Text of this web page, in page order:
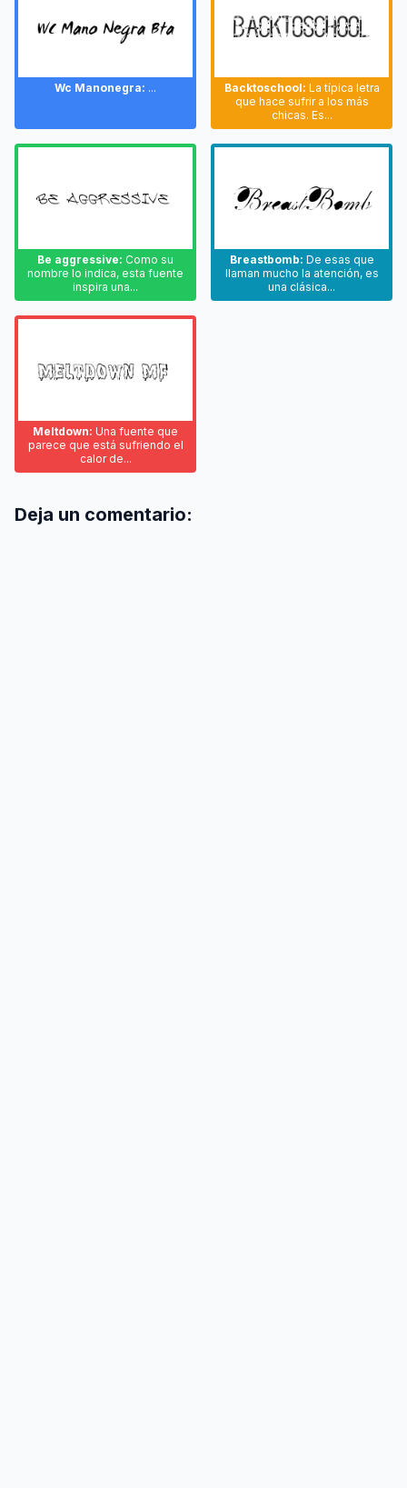
Wc Manonegra: ... Backtoschool: La típica letra
que hace sufrir a los más
chicas. Es...
Be aggressive: Como su
nombre lo indica, esta fuente
inspira una...
Breastbomb: De esas que
llaman mucho la atención, es
una clásica...
Meltdown: Una fuente que
parece que está sufriendo el
calor de...
Deja un comentario: